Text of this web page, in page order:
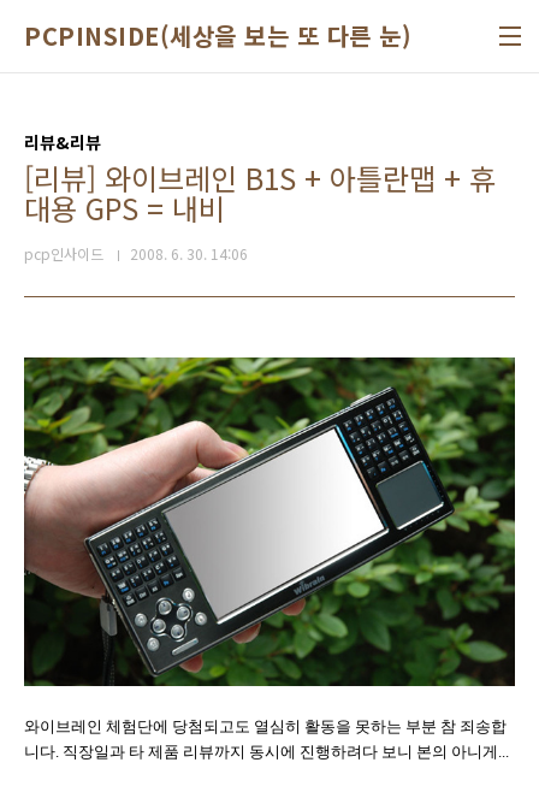
PCPINSIDE(세상을 보는 또 다른 눈)
리뷰&리뷰
[리뷰] 와이브레인 B1S + 아틀란맵 + 휴
대용 GPS = 내비
pcp인사이드 2008. 6. 30. 14:06
와이브레인 체험단에 당첨되고도 열심히 활동을 못하는 부분 참 죄송합
니다. 직장일과 타 제품 리뷰까지 동시에 진행하려다 보니 본의 아니게...